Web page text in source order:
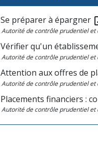
Se préparer à épargner
Autorité de contrôle prudentiel et
Vérifier qu'un
Autorité de contrôle prudentiel et
Attention aux offres de
Autorité de contrôle prudentiel et
Placements financiers :
Autorité de contrôle prudentiel et